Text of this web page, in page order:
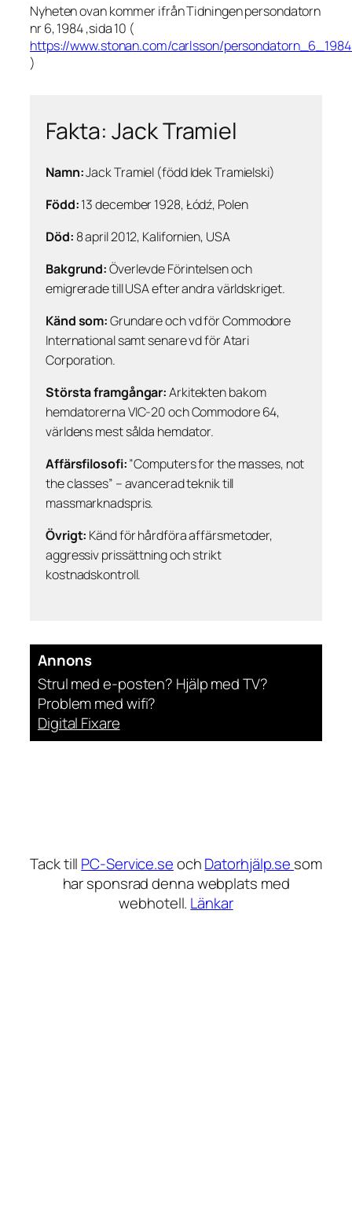
Nyheten ovan kommer ifrån Tidningen persondatorn
nr 6, 1984 ,sida 10 (
https://www.stonan.com/carlsson/
)
Fakta: Jack Tramiel
Namn:Jack Tramiel (född Idek Tramielski)
Född:13 december 1928, Łódź, Polen
Död: 8 april 2012, Kalifornien, USA
Bakgrund:Överlevde Förintelsen och
emigrerade till USA efter andra världskriget.
Känd som:Grundare och vd för Commodore
International samt senare vd för Atari
Corporation.
Största framgångar:Arkitekten bakom
hemdatorerna VIC-20 och Commodore 64,
världens mest sålda hemdator.
Affärsfilosofi:”Computers for the masses, not
the classes” – avancerad teknik till
massmarknadspris.
Övrigt: Känd för hårdföra affärsmetoder,
aggressiv prissättning och strikt
kostnadskontroll.
Annons
Strul med e-posten? Hjälp med TV?
Problem med wifi?
Digital Fixare
Tack till PC-Service.seochDatorhjälp.se som
har sponsrad denna webplats med
webhotell. Länkar